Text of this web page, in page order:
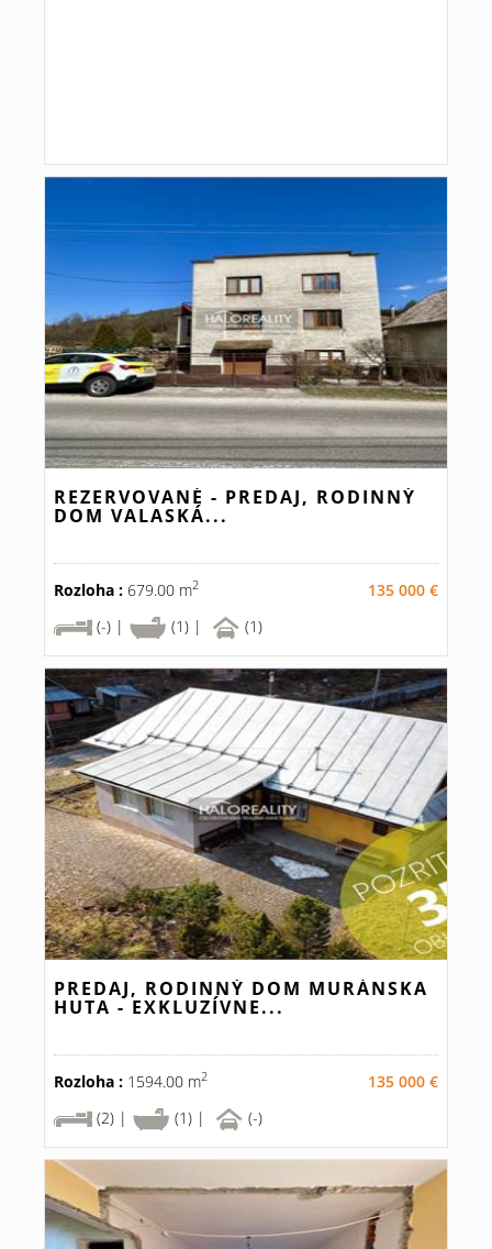
REZERVOVANÉ - PREDAJ, RODINNÝ
DOM VALASKÁ...
Rozloha : 679.00 m2
135 000 €
(-) |
(1) | (1)
PREDAJ, RODINNÝ DOM MURÁNSKA
HUTA - EXKLUZÍVNE...
Rozloha : 1594.00 m2
135 000 €
(2) |
(1) | (-)